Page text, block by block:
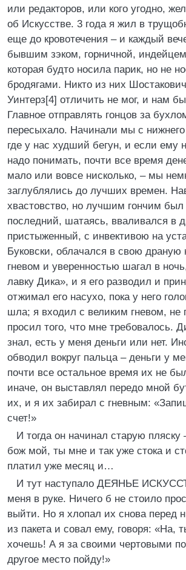
или редакторов, или кого угодно,
об Искусстве. 3 года я жил в
еще до кровотечения – и каждый
бывшим зэком, горничной,
которая будто носила парик, но не
бродягами. Никто из них
Уинтерз[4] отличить не мог, и нам
Главное отправлять гонцов за
пересыхало. Начинали мы с нижнего
где у нас худший бегун, и если ему
надо понимать, почти все время
мало или вовсе нисколько, – мы
заглублялись до лучших времен.
хвастовство, но лучшим гончим был
последний, шатаясь, вваливался в
пристыженный, с инвективою на
Буковски, облачался в свою драную
гневом и уверенностью шагал в
лавку Дика», и я его разводил и
отжимал его насухо, пока у него
шла; я входил с великим гневом, не
просил того, что мне требовалось.
знал, есть у меня деньги или нет.
обводил вокруг пальца – деньги у
почти все остальное время их не
иначе, он выставлял передо мной
их, и я их забирал с гневным:
счет!»
И тогда он начинал старую пляску
бож мой, ты мне и так уже стока и
платил уже месяц и…
И тут наступало ДЕЯНЬЕ
меня в руке. Ничего б не стоило
выйти. Но я хлопал их снова перед
из пакета и совал ему, говоря: «На,
хочешь! А я за своими чертовыми
другое место пойду!»